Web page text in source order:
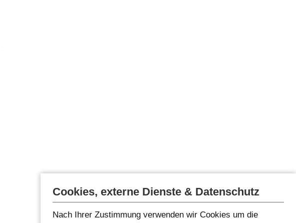
Cookies, externe Dienste & Datenschutz
Nach Ihrer Zustimmung verwenden wir Cookies um die